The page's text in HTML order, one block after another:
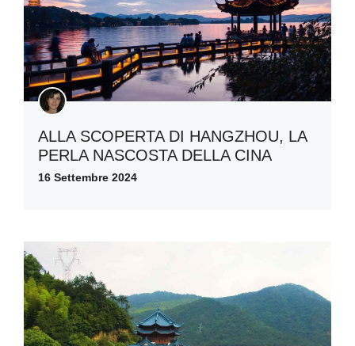
ALLA SCOPERTA DI HANGZHOU, LA
PERLA NASCOSTA DELLA CINA
16 Settembre 2024